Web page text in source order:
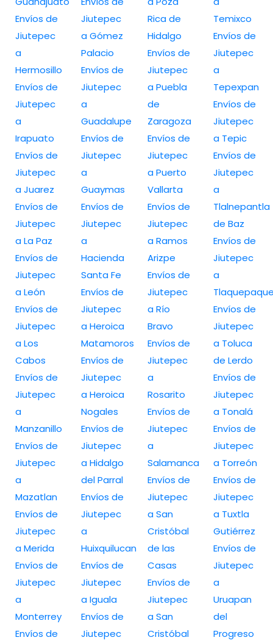
Envíos de
Jiutepec
a
Hermosillo
Envíos de
Jiutepec
a
Irapuato
Envíos de
Jiutepec
a Juarez
Envíos de
Jiutepec
a La Paz
Envíos de
Jiutepec
a León
Envíos de
Jiutepec
a Los
Cabos
Envíos de
Jiutepec
a
Manzanillo
Envíos de
Jiutepec
a
Mazatlan
Envíos de
Jiutepec
a Merida
Envíos de
Jiutepec
a
Monterrey
Envíos de
Jiutepec
a Gómez
Palacio
Envíos de
Jiutepec
a
Guadalupe
Envíos de
Jiutepec
a
Guaymas
Envíos de
Jiutepec
a
Hacienda
Santa Fe
Envíos de
Jiutepec
a Heroica
Matamoros
Envíos de
Jiutepec
a Heroica
Nogales
Envíos de
Jiutepec
a Hidalgo
del Parral
Envíos de
Jiutepec
a
Huixquilucan
Envíos de
Jiutepec
a Iguala
Envíos de
Jiutepec
Rica de
Hidalgo
Envíos de
Jiutepec
a Puebla
de
Zaragoza
Envíos de
Jiutepec
a Puerto
Vallarta
Envíos de
Jiutepec
a Ramos
Arizpe
Envíos de
Jiutepec
a Río
Bravo
Envíos de
Jiutepec
a
Rosarito
Envíos de
Jiutepec
a
Salamanca
Envíos de
Jiutepec
a San
Cristóbal
de las
Casas
Envíos de
Jiutepec
a San
Cristóbal
Temixco
Envíos de
Jiutepec
a
Tepexpan
Envíos de
Jiutepec
a Tepic
Envíos de
Jiutepec
a
Tlalnepantla
de Baz
Envíos de
Jiutepec
a
Envíos de
Jiutepec
a Toluca
de Lerdo
Envíos de
Jiutepec
a Tonalá
Envíos de
Jiutepec
a Torreón
Envíos de
Jiutepec
a Tuxtla
Gutiérrez
Envíos de
Jiutepec
a
Uruapan
del
Progreso